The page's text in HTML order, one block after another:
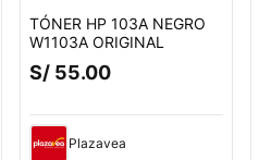
TÓNER HP 103A NEGRO
W1103A ORIGINAL
S/ 55.00
Plazavea